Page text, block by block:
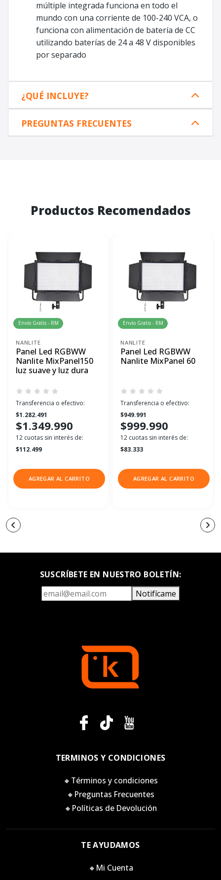
múltiple integrada funciona en todo el
mundo con una corriente de 100-240 VCA, o
funciona con alimentación de batería de CC
utilizando baterías de 24 a 48 V disponibles
por separado
¿QUÉ INCLUYE?
PREGUNTAS FRECUENTES
Productos Recomendados
Envío Gratis - RM
NANLITE
Panel Led RGBWW
Nanlite MixPanel150
luz suave y luz dura
Transferencia o efectivo:
$1.282.491
$1.349.990
12 cuotas sin interés de:
$112.499
AGREGAR AL CARRITO
Envío Gratis - RM
NANLITE
Panel Led RGBWW
Nanlite MixPanel 60
Transferencia o efectivo:
$949.991
$999.990
12 cuotas sin interés de:
$83.333
AGREGAR AL CARRITO
SUSCRÍBETE EN NUESTRO BOLETÍN:
Notifícame
TERMINOS Y CONDICIONES
🔸Términos y condiciones
🔸Preguntas Frecuentes
🔸Políticas de Devolución
TE AYUDAMOS
🔸Mi Cuenta